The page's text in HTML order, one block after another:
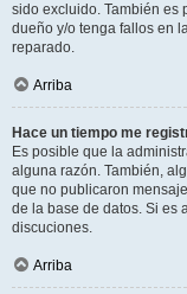
sido excluido. También es
dueño y/o tenga fallos en
reparado.
Arriba
Hace un tiempo me
Es posible que la
alguna razón. También,
que no publicaron
de la base de datos. Si es
discuciones.
Arriba